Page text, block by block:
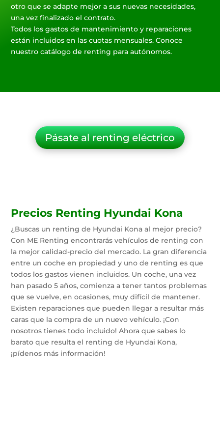
otro que se adapte mejor a sus nuevas necesidades,
una vez finalizado el contrato.
Todos los gastos de mantenimiento y reparaciones
están incluidos en las cuotas mensuales. Conoce
nuestro catálogo de renting para autónomos.
Pásate al renting eléctrico
Precios Renting Hyundai Kona
¿Buscas un renting de Hyundai Kona al mejor precio?
Con ME Renting encontrarás vehículos de renting con
la mejor calidad-precio del mercado. La gran diferencia
entre un coche en propiedad y uno de renting es que
todos los gastos vienen incluidos. Un coche, una vez
han pasado 5 años, comienza a tener tantos problemas
que se vuelve, en ocasiones, muy difícil de mantener.
Existen reparaciones que pueden llegar a resultar más
caras que la compra de un nuevo vehículo. ¡Con
nosotros tienes todo incluido! Ahora que sabes lo
barato que resulta el renting de Hyundai Kona,
¡pídenos más información!